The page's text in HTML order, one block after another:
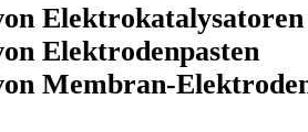
Elektrokatalysatoren
Elektrodenpasten
Membran-